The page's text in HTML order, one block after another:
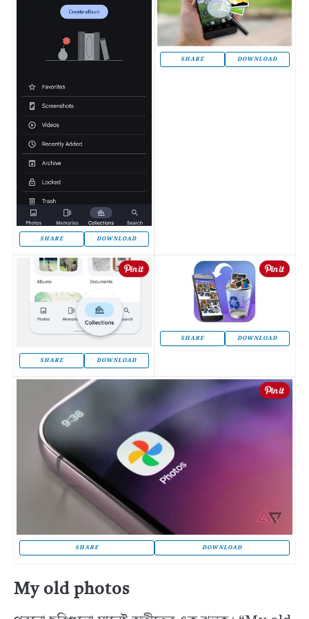
SHARE DOWNLOAD
SHARE DOWNLOAD
SHARE DOWNLOAD
SHARE DOWNLOAD
SHARE DOWNLOAD
My old photos